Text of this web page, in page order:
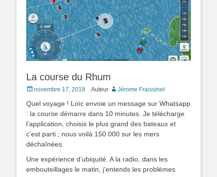
La course du Rhum
Posted
novembre 17, 2018 Auteur Jérome Fraissinet
Quel voyage ! Loïc envoie un message sur Whatsapp
: la course démarre dans 10 minutes. Je télécharge
l’application, choisis le plus grand des bateaux et
c’est parti ; nous voilà 150 000 sur les mers
déchaînées.
Une expérience d’ubiquité. A la radio, dans les
embouteillages le matin, j’entends les problèmes